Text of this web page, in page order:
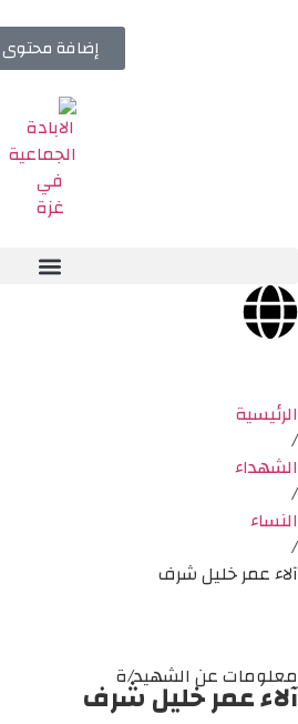
إضافة محتوى
الرئيسية
/
الشهداء
/
النساء
/
آلاء عمر خليل شرف
معلومات عن الشهيد/ة
آلاء عمر خليل شرف